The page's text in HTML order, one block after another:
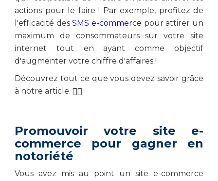
actions pour le faire ! Par exemple, profitez de
l'efficacité desSMS e-commerce pour attirer un
maximum de consommateurs sur votre site
internet tout en ayant comme objectif
d'augmenter votre chiffre d'affaires !
Découvrez tout ce que vous devez savoir grâce
à notre article. 👇🏻
Promouvoir votre site e-
commerce pour gagner en
notoriété
Vous avez mis au point un site e-commerce